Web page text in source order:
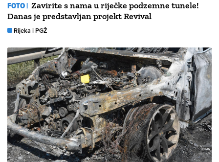
FOTO | Zavirite s nama u riječke podzemne tunele!
Danas je predstavljan projekt Revival
Rijeka i PGŽ